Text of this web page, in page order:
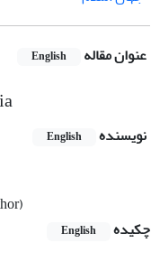
عنوان مقاله English
نویسنده English
چکیده
English